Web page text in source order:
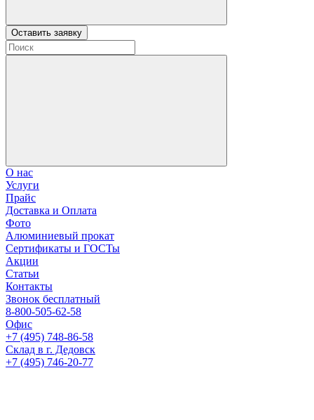
Оставить заявку
О нас
Услуги
Прайс
Доставка и Оплата
Фото
Алюминиевый прокат
Сертификаты и ГОСТы
Акции
Статьи
Контакты
Звонок бесплатный
8-800-505-62-58
Офис
+7 (495) 748-86-58
Склад в г. Дедовск
+7 (495) 746-20-77